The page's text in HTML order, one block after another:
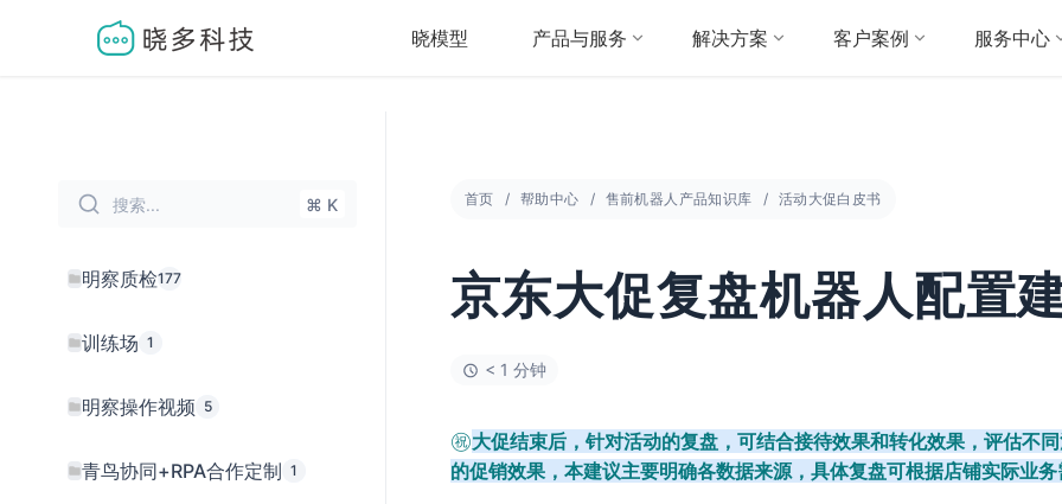
晓模型 产品与服务 解决方案 客户案例 服务中心
搜索... ⌘ K
明察质检177
训练场 1
明察操作视频 5
青鸟协同+RPA合作定制 1
首页 帮助中心 售前机器人产品知识库 活动大促白皮书
京东大促复盘机器人配置
< 1 分钟
㊗️大促结束后，针对活动的复盘，可结合接待效果和转化效果，评估不
的促销效果，本建议主要明确各数据来源，具体复盘可根据店铺实际业